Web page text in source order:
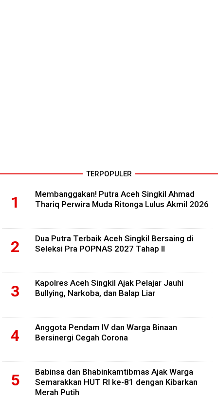
TERPOPULER
Membanggakan! Putra Aceh Singkil Ahmad
Thariq Perwira Muda Ritonga Lulus Akmil 2026
Dua Putra Terbaik Aceh Singkil Bersaing di
Seleksi Pra POPNAS 2027 Tahap II
Kapolres Aceh Singkil Ajak Pelajar Jauhi
Bullying, Narkoba, dan Balap Liar
Anggota Pendam IV dan Warga Binaan
Bersinergi Cegah Corona
Babinsa dan Bhabinkamtibmas Ajak Warga
Semarakkan HUT RI ke-81 dengan Kibarkan
Merah Putih